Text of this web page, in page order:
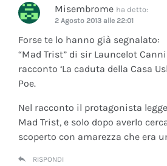
Misembrome ha detto:
2 Agosto 2013 alle 22:01
Forse te lo hanno già segnalato:
“Mad Trist” di sir Launcelot
racconto ‘La caduta della Casa
Poe.
Nel racconto il protagonista
Mad Trist, e solo dopo averlo
scoperto con amarezza che era
RISPONDI